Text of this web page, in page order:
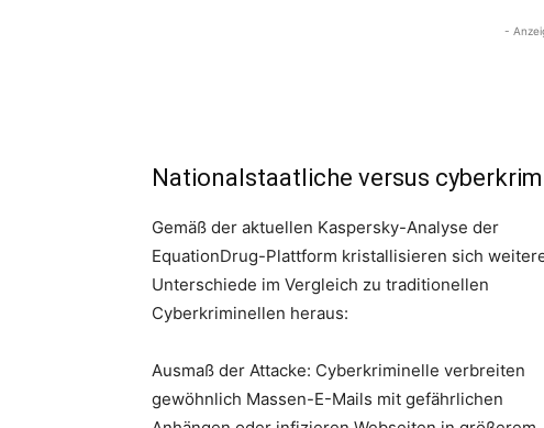
-
Nationalstaatliche versus
Gemäß der aktuellen Kaspersky-Analyse der
EquationDrug-Plattform kristallisieren sich
Unterschiede im Vergleich zu traditionellen
Cyberkriminellen heraus:
Ausmaß der Attacke: Cyberkriminelle verbreiten
gewöhnlich Massen-E-Mails mit gefährlichen